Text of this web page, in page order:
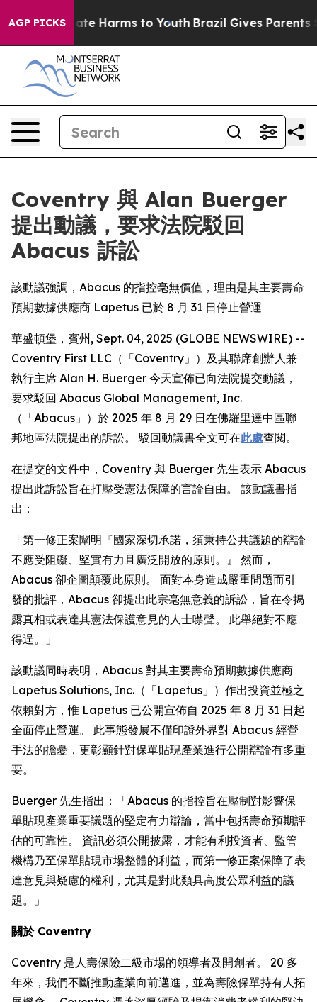
AGP PICKS
to Abate Harms to Youth Brazil Gives Parents
Coventry 與 Alan Buerger
提出動議，要求法院駁回
Abacus 訴訟
該動議強調，Abacus 的指控毫無價值，理由是其主要壽命
預期數據供應商 Lapetus 已於 8 月 31 日停止營運
華盛頓堡，賓州, Sept. 04, 2025 (GLOBE NEWSWIRE) --
Coventry First LLC（「Coventry」）及其聯席創辦人兼
執行主席 Alan H. Buerger 今天宣佈已向法院提交動議，
要求駁回 Abacus Global Management, Inc.
（「Abacus」）於 2025 年 8 月 29 日在佛羅里達中區聯
邦地區法院提出的訴訟。 駁回動議書全文可在此處查閱。
在提交的文件中，Coventry 與 Buerger 先生表示 Abacus
提出此訴訟旨在打壓受憲法保障的言論自由。 該動議書指
出：
「第一修正案闡明『國家深切承諾，須秉持公共議題的辯論
不應受阻礙、堅實有力且廣泛開放的原則。』 然而，
Abacus 卻企圖顛覆此原則。 面對本身造成嚴重問題而引
發的批評，Abacus 卻提出此宗毫無意義的訴訟，旨在令揭
露真相或表達其憲法保護意見的人士噤聲。 此舉絕對不應
得逞。」
該動議同時表明，Abacus 對其主要壽命預期數據供應商
Lapetus Solutions, Inc.（「Lapetus」）作出投資並極之
依賴對方，惟 Lapetus 已公開宣佈自 2025 年 8 月 31 日起
全面停止營運。 此事態發展不僅印證外界對 Abacus 經營
手法的擔憂，更彰顯針對保單貼現產業進行公開辯論有多重
要。
Buerger 先生指出：「Abacus 的指控旨在壓制對影響保
單貼現產業重要議題的堅定有力辯論，當中包括壽命預期評
估的可靠性。 資訊必須公開披露，才能有利投資者、監管
機構乃至保單貼現市場整體的利益，而第一修正案保障了表
達意見與疑慮的權利，尤其是對此類具高度公眾利益的議
題。」
關於 Coventry
Coventry 是人壽保險二級市場的領導者及開創者。 20 多
年來，我們不斷推動產業向前邁進，並為壽險保單持有人拓